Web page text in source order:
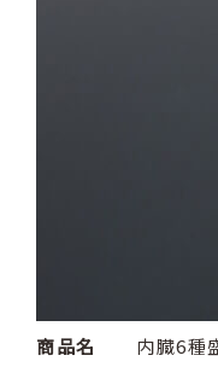
商品名
内臓6種